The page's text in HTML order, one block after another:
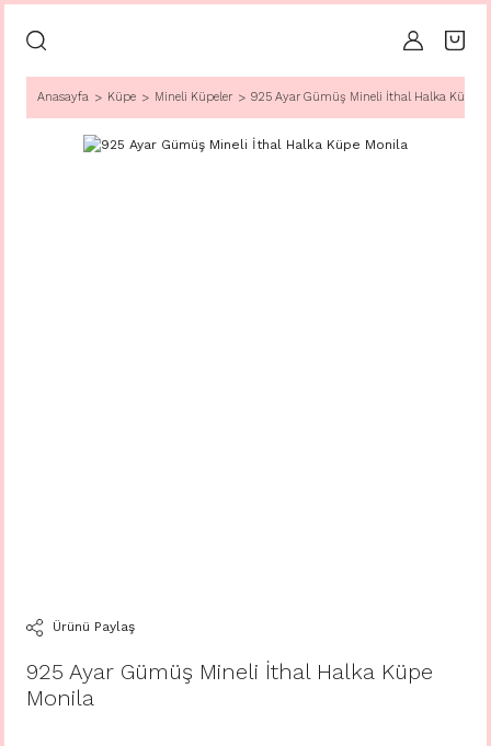
Anasayfa Küpe Mineli Küpeler 925 Ayar Gümüş Mineli İthal Halka Küpe
Ürünü Paylaş
925 Ayar Gümüş Mineli İthal Halka Küpe
Monila